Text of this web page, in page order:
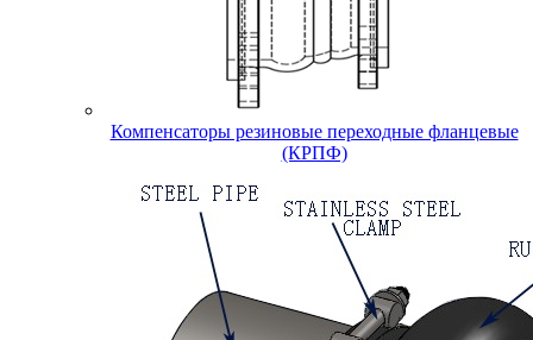
Компенсаторы резиновые переходные фланцевые
(КРПФ)